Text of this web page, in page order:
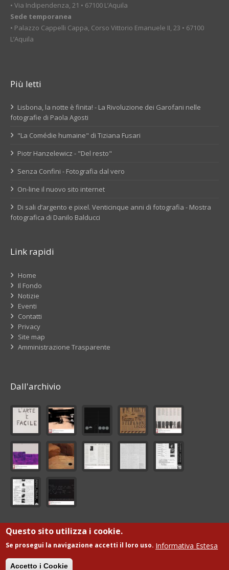
• Via Indipendenza, 21 • 67100 L’Aquila
Sede temporanea
• Palazzo Cappelli Cappa, Corso Vittorio Emanuele II, 23 • 67100
L’Aquila
Più letti
Lisbona, la notte è finita! - La Rivoluzione dei Garofani nelle
fotografie di Paola Agosti
"La Comédie humaine" di Tiziana Fusari
Piotr Hanzelewicz - "Del resto"
Senza Confini - Fotografia dal vero
On-line il nuovo sito internet
Di sali d’argento e pixel. Venticinque anni di fotografia - Mostra
fotografica di Danilo Balducci
Link rapidi
Home
Il Fondo
Notizie
Eventi
Contatti
Privacy
Site map
Amministrazione Trasparente
Dall'archivio
© Fondazione Giorgio De Marchis Onlus
Questo sito utilizza i cookie.
Se prosegui la navigazione accetti il loro uso. Informativa Estesa
Accetto i Cookie